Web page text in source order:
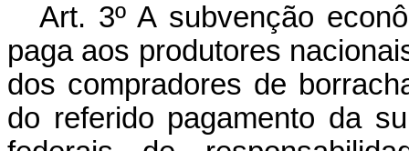
Art. 3º A subvenção
paga aos produtores
dos compradores de
do referido pagamento da